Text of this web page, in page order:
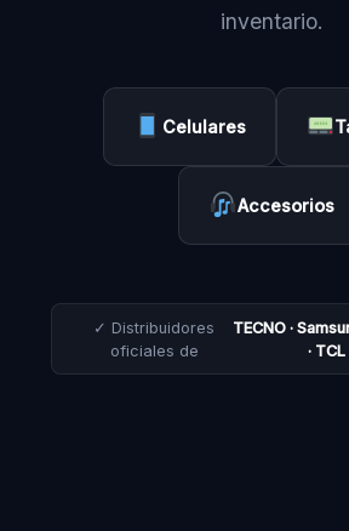
inventario.
Celulares
Accesorios
✓ Distribuidores
oficiales de
TECNO ·
·